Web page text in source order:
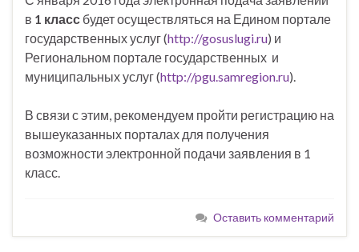
в 1 класс будет осуществляться на Едином портале
государственных услуг (http://gosuslugi.ru) и
Региональном портале государственных и
муниципальных услуг (http://pgu.samregion.ru).
В связи с этим, рекомендуем пройти регистрацию на
вышеуказанных порталах для получения
возможности электронной подачи заявления в 1
класс.
Оставить комментарий